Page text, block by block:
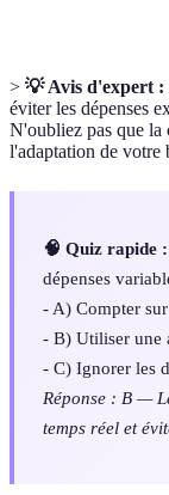
> 💡 Avis d'expert :
éviter les dépenses
N'oubliez pas que la
l'adaptation de votre
🧠 Quiz rapide :
dépenses
- A) Compter
- B) Utiliser une
- C) Ignorer les
Réponse : B —
temps réel et